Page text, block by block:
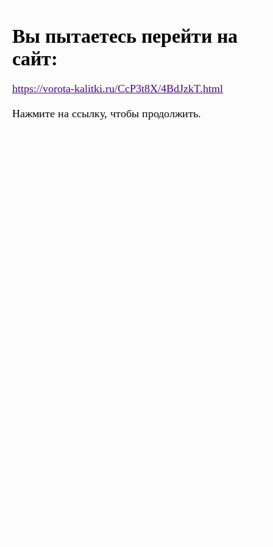
Вы пытаетесь перейти на
сайт:
https://vorota-kalitki.ru/CcP3t8X/4BdJzkT.html
Нажмите на ссылку, чтобы продолжить.